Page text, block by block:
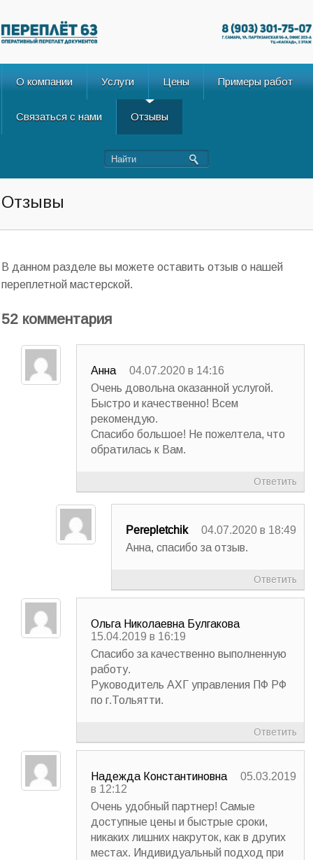
О компании Услуги Цены Примеры работ
Связаться с нами Отзывы
Отзывы
В данном разделе вы можете оставить отзыв о нашей
переплетной мастерской.
52 комментария
Анна
04.07.2020 в 14:16
Очень довольна оказанной услугой.
Быстро и качественно! Всем
рекомендую.
Спасибо большое! Не пожелтела, что
обратилась к Вам.
Ответить
Perepletchik
04.07.2020 в 18:49
Анна, спасибо за отзыв.
Ответить
Ольга Николаевна Булгакова
15.04.2019 в 16:19
Спасибо за качественно выполненную
работу.
Руководитель АХГ управления ПФ РФ
по г.Тольятти.
Ответить
Надежда Константиновна
05.03.2019
в 12:12
Очень удобный партнер! Самые
доступные цены и быстрые сроки,
никаких лишних накруток, как в других
местах. Индивидуальный подход при